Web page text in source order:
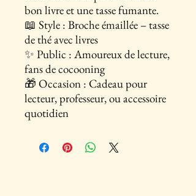
bon livre et une tasse fumante.
📖 Style : Broche émaillée – tasse
de thé avec livres
✨ Public : Amoureux de lecture,
fans de cocooning
🎁 Occasion : Cadeau pour
lecteur, professeur, ou accessoire
quotidien